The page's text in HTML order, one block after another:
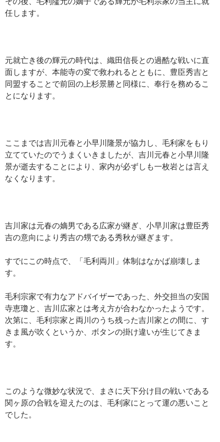
任します。
元就亡き後の輝元の時代は、織田信長との過酷な戦いに直
面しますが、本能寺の変で救われるとともに、豊臣秀吉と
同盟することで前回の上杉景勝と同様に、奉行を務めるこ
とになります。
ここまでは吉川元春と小早川隆景が協力し、毛利家をもり
立てていたのでうまくいきましたが、吉川元春と小早川隆
景が逝去することにより、家内が必ずしも一枚岩とは言え
なくなります。
吉川家は元春の嫡男である広家が継ぎ、小早川家は豊臣秀
吉の意向により秀吉の甥である秀秋が継ぎます。
すでにこの時点で、「毛利両川」体制はなかば崩壊しま
す。
毛利宗家で有力なアドバイザーであった、外交担当の安国
寺恵瓊と、吉川広家とは考え方が合わなかったようです。
次第に、毛利宗家と両川のうち残った吉川家との間に、す
きま風が吹くというか、ボタンの掛け違いが生じてきま
す。
このような微妙な状況で、まさに天下分け目の戦いである
関ヶ原の合戦を迎えたのは、毛利家にとって運の悪いこと
でした。